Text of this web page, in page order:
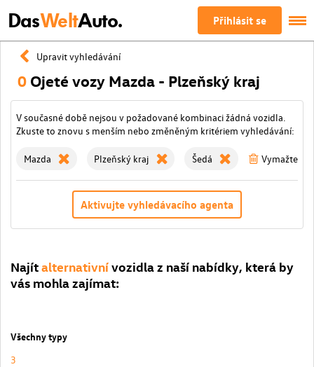
DasWeltAuto. Přihlásit se
Upravit vyhledávání
0 Ojeté vozy Mazda - Plzeňský kraj
V současné době nejsou v požadované kombinaci žádná vozidla.
Zkuste to znovu s menším nebo změněným kritériem vyhledávání:
Mazda Plzeňský kraj Šedá Vymažte
Aktivujte vyhledávacího agenta
Najítalternativnívozidla z naší nabídky, která by
vás mohla zajímat:
Všechny typy
3